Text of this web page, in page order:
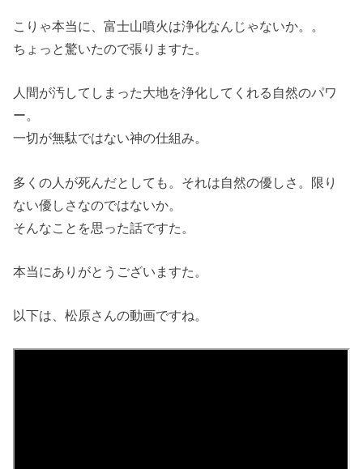
こりゃ本当に、富士山噴火は浄化なんじゃないか。。
ちょっと驚いたので張りますた。
人間が汚してしまった大地を浄化してくれる自然のパワ
ー。
一切が無駄ではない神の仕組み。
多くの人が死んだとしても。それは自然の優しさ。限り
ない優しさなのではないか。
そんなことを思った話ですた。
本当にありがとうございますた。
以下は、松原さんの動画ですね。